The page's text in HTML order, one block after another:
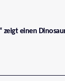
zeigt einen